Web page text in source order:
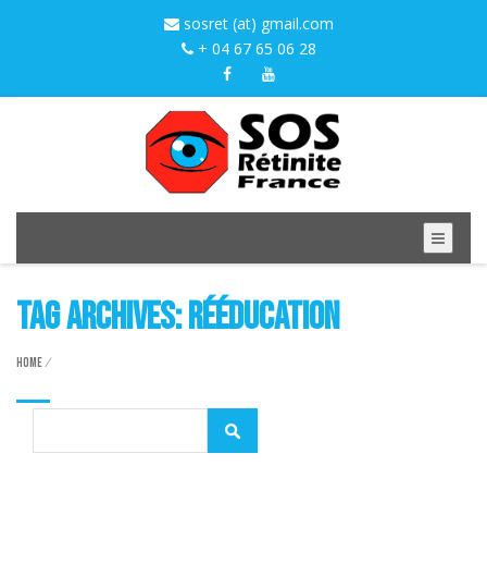
sosret (at) gmail.com
+ 04 67 65 06 28
Tag Archives: rééducation
Home/